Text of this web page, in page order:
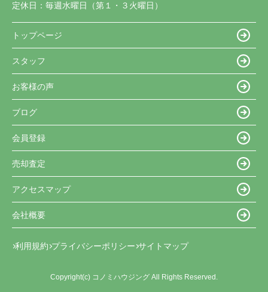
定休日： 毎週水曜日（第１・３火曜日）
トップページ
スタッフ
お客様の声
ブログ
会員登録
売却査定
アクセスマップ
会社概要
利用規約 プライバシーポリシー サイトマップ
Copyright(c) コノミハウジング All Rights Reserved.